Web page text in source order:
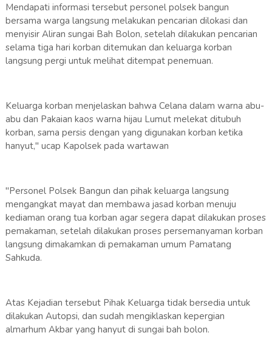
Mendapati informasi tersebut personel polsek bangun
bersama warga langsung melakukan pencarian dilokasi dan
menyisir Aliran sungai Bah Bolon, setelah dilakukan pencarian
selama tiga hari korban ditemukan dan keluarga korban
langsung pergi untuk melihat ditempat penemuan.
Keluarga korban menjelaskan bahwa Celana dalam warna abu-
abu dan Pakaian kaos warna hijau Lumut melekat ditubuh
korban, sama persis dengan yang digunakan korban ketika
hanyut," ucap Kapolsek pada wartawan
"Personel Polsek Bangun dan pihak keluarga langsung
mengangkat mayat dan membawa jasad korban menuju
kediaman orang tua korban agar segera dapat dilakukan proses
pemakaman, setelah dilakukan proses persemanyaman korban
langsung dimakamkan di pemakaman umum Pamatang
Sahkuda.
Atas Kejadian tersebut Pihak Keluarga tidak bersedia untuk
dilakukan Autopsi, dan sudah mengiklaskan kepergian
almarhum Akbar yang hanyut di sungai bah bolon.